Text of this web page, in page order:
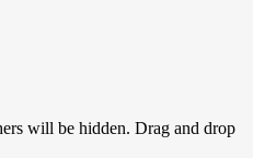
will be hidden. Drag and drop